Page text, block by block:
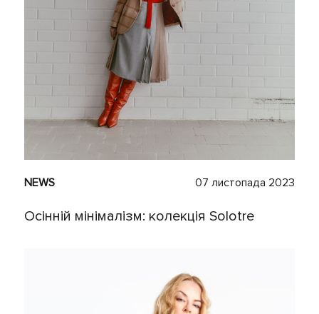
NEWS 07 листопада 2023
Осінній мінімалізм: колекція Solotre